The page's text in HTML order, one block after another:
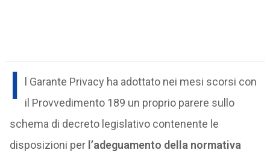
I
l Garante Privacy ha adottato nei mesi scorsi con
il Provvedimento 189 un proprio parere sullo
schema di decreto legislativo contenente le
disposizioni per l’adeguamento della normativa